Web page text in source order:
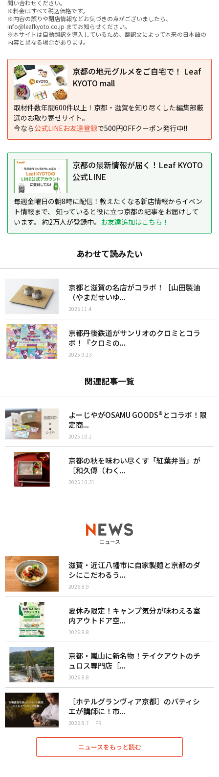
問い合わせください。
※料金はすべて税込価格です。
※内容の誤りや閉店情報などお気づきの点がございましたら、
info@leafkyoto.co.jp までお知らせください。
※本サイトは自動翻訳を導入しているため、翻訳文によって本来の日本語の
内容と異なる場合があります。
京都の地元グルメをご自宅で！ Leaf
KYOTO mall
取材件数年間600件以上！京都・滋賀を知り尽くした編集部厳
選のお取り寄せサイト。
今なら公式LINEお友達登録で500円OFFクーポン発行中!!
京都の最新情報が届く！Leaf KYOTO
公式LINE
毎週金曜日の朝8時に配信！教えたくなる新店情報からイベン
ト情報まで、 知っていると役に立つ京都の記事をお届けして
います。 約2万人が登録中。 お友達追加はこちら！
あわせて読みたい
京都と滋賀の名店がコラボ！［山田製油
（やまだせいゆ...
2025.11.4
京都丹後鉄道がサンリオのクロミとコラ
ボ！『クロミの...
2025.9.13
関連記事一覧
よーじやがOSAMU GOODS®とコラボ！限
定商...
2025.10.1
京都の秋を味わい尽くす「紅葉弁当」が
［和久傳（わく...
2025.10.31
ニュース
滋賀・近江八幡市に自家製麺と京都のダ
シにこだわるう...
2026.8.9
夏休み限定！キャンプ気分が味わえる室
内アウトドア空...
2026.8.8
京都・嵐山に新名物！テイクアウトのチ
ュロス専門店［...
2026.8.8
［ホテルグランヴィア京都］のパティシ
エが講師に！市...
2026.8.7 PR
ニュースをもっと読む